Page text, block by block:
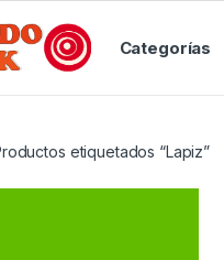
Categorías
etiquetados “Lapiz”